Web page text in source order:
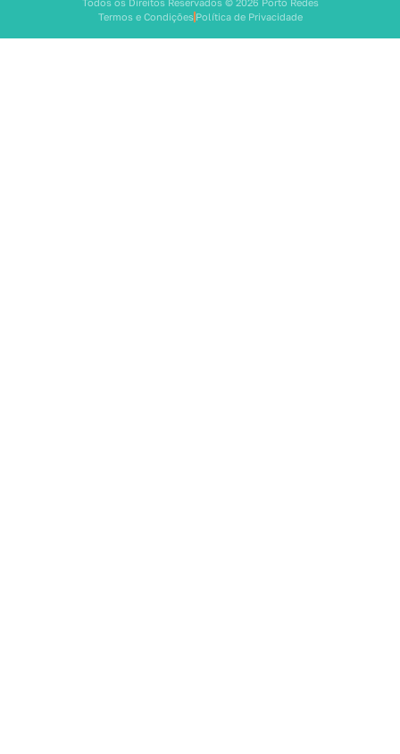
Termos e Condições Política de Privacidade